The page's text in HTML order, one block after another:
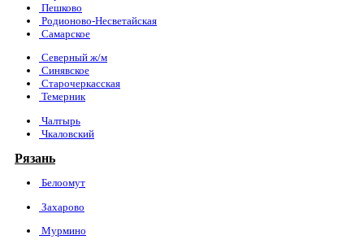
Пешково
Родионово-Несветайская
Самарское
Северный ж/м
Синявское
Старочеркасская
Темерник
Чалтырь
Чкаловский
Рязань
Белоомут
Захарово
Мурмино